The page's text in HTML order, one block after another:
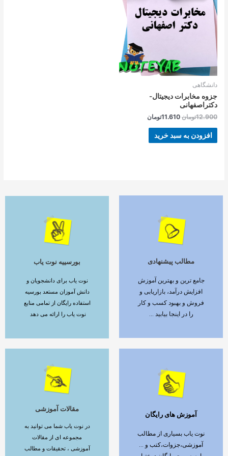
دانشگاهی
جزوه مخابرات دیجیتال-
دکتراصفهانی
12.900تومان
بود.
11.610تومان
است.
افزودن به سبد خرید
مطالب پیشنهادی
جامع ترین و بهترین آموزش
افزایش درآمد، بازاریابی و
فروش و بهبود کسب و کار
را در اینجا بیابید ...
ادامه مطلب بورسییه نوت یاب
نوت یاب برای دانشجویان و
دانش آموزان مستعد بورسیه
استفاده رایگان از تمامی منابع
نوت یاب را ارائه می دهد
ادامه مطلب
آموزش های رایگان
نوت یاب بسیاری از مطالب
آموزشی،جزوات،کتب و ...
ادامه مطلب
مقالات آموزشی
در نوت یاب شما می توانید به
مجموعه ای از مقالات
آموزشی ، تحقیقات و مطالب